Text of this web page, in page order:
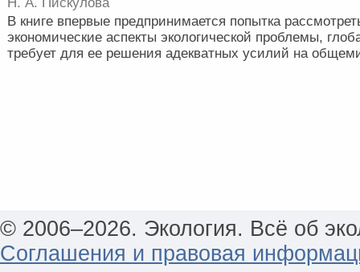
В книге впервые предпринимается попытка
экономические аспекты экологической проблемы,
требует для ее решения адекватных усилий на
© 2006–2026. Экология. Всё об
Соглашения и правовая